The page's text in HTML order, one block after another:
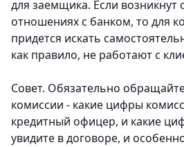
для заемщика. Если возникнут
отношениях с банком, то для
придется искать
как правило, не работают с
Совет. Обязательно
комиссии - какие цифры
кредитный офицер, и какие
увидите в договоре, и